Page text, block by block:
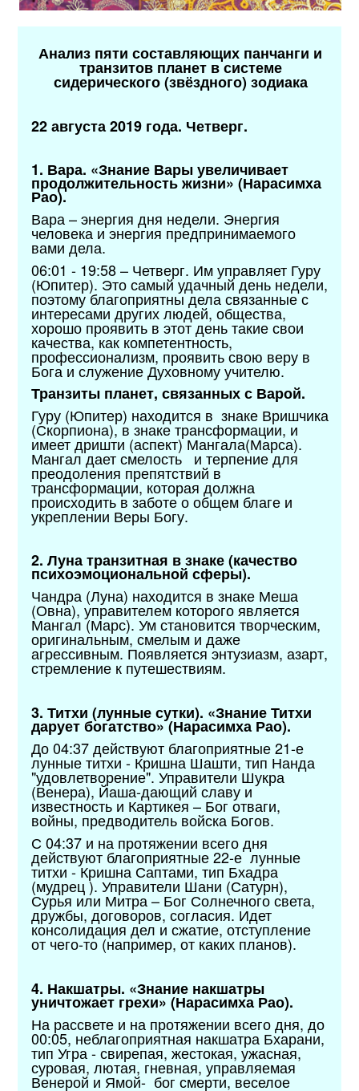
Анализ пяти составляющих панчанги и
транзитов планет в системе
сидерического (звёздного) зодиака
22 августа 2019 года. Четверг.
1. Вара. «Знание Вары увеличивает
продолжительность жизни» (Нарасимха
Рао).
Вара – энергия дня недели. Энергия
человека и энергия предпринимаемого
вами дела.
06:01 - 19:58 – Четверг. Им управляет Гуру
(Юпитер). Это самый удачный день недели,
поэтому благоприятны дела связанные с
интересами других людей, общества,
хорошо проявить в этот день такие свои
качества, как компетентность,
профессионализм, проявить свою веру в
Бога и служение Духовному учителю.
Транзиты планет, связанных с Варой.
Гуру (Юпитер) находится в знаке Вришчика
(Скорпиона), в знаке трансформации, и
имеет дришти (аспект) Мангала(Марса).
Мангал дает смелость и терпение для
преодоления препятствий в
трансформации, которая должна
происходить в заботе о общем благе и
укреплении Веры Богу.
2. Луна транзитная в знаке (качество
психоэмоциональной сферы).
Чандра (Луна) находится в знаке Меша
(Овна), управителем которого является
Мангал (Марс). Ум становится творческим,
оригинальным, смелым и даже
агрессивным. Появляется энтузиазм, азарт,
стремление к путешествиям.
3. Титхи (лунные сутки). «Знание Титхи
дарует богатство» (Нарасимха Рао).
До 04:37 действуют благоприятные 21-е
лунные титхи - Кришна Шашти, тип Нанда
"удовлетворение". Управители Шукра
(Венера), Йаша-дающий славу и
известность и Картикея – Бог отваги,
войны, предводитель войска Богов.
С 04:37 и на протяжении всего дня
действуют благоприятные 22-е лунные
титхи - Кришна Саптами, тип Бхадра
(мудрец ). Управители Шани (Сатурн),
Сурья или Митра – Бог Солнечного света,
дружбы, договоров, согласия. Идет
консолидация дел и сжатие, отступление
от чего-то (например, от каких планов).
4. Накшатры. «Знание накшатры
уничтожает грехи» (Нарасимха Рао).
На рассвете и на протяжении всего дня, до
00:05, неблагоприятная накшатра Бхарани,
тип Угра - свирепая, жестокая, ужасная,
суровая, лютая, гневная, управляемая
Венерой и Ямой- бог смерти, веселое